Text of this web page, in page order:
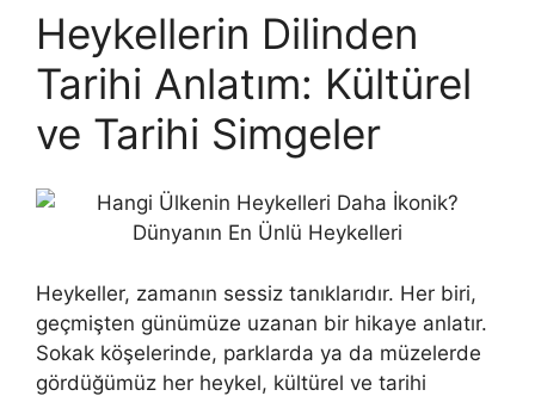
Heykellerin Dilinden
Tarihi Anlatım: Kültürel
ve Tarihi Simgeler
Heykeller, zamanın sessiz tanıklarıdır. Her biri,
geçmişten günümüze uzanan bir hikaye anlatır.
Sokak köşelerinde, parklarda ya da müzelerde
gördüğümüz her heykel, kültürel ve tarihi